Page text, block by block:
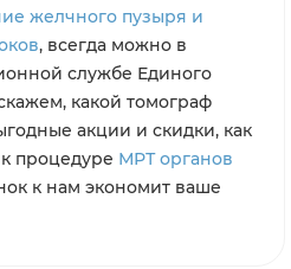
желчного пузыря и
, всегда можно в
службе Единого
какой томограф
акции и скидки, как
процедуре МРТ органов
к нам экономит ваше